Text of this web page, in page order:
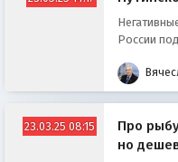
России
23.03.25 08:15
Про
но